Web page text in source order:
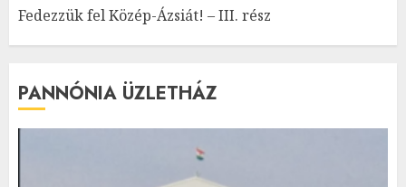
Fedezzük fel Közép-Ázsiát! – III. rész
PANNÓNIA ÜZLETHÁZ